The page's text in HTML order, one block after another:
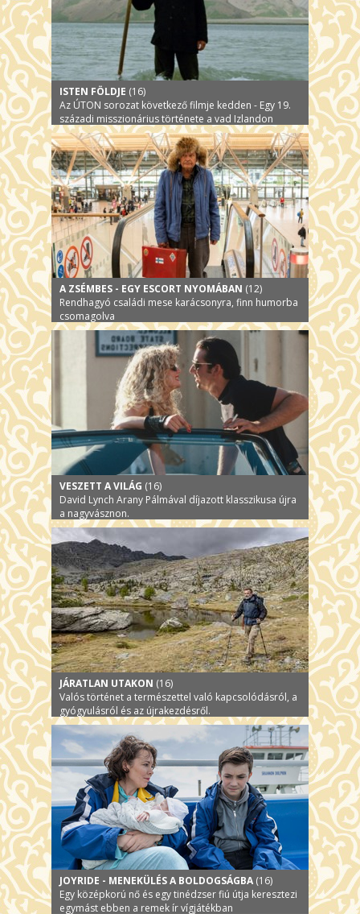
ISTEN FÖLDJE (16)
Az ÚTON sorozat következő filmje kedden - Egy 19.
századi misszionárius története a vad Izlandon
A ZSÉMBES - EGY ESCORT NYOMÁBAN (12)
Rendhagyó családi mese karácsonyra, finn humorba
csomagolva
VESZETT A VILÁG (16)
David Lynch Arany Pálmával díjazott klasszikusa újra
a nagyvásznon.
JÁRATLAN UTAKON (16)
Valós történet a természettel való kapcsolódásról, a
gyógyulásról és az újrakezdésről.
JOYRIDE - MENEKÜLÉS A BOLDOGSÁGBA (16)
Egy középkorú nő és egy tinédzser fiú útja keresztezi
egymást ebben a remek ír vígjátékban